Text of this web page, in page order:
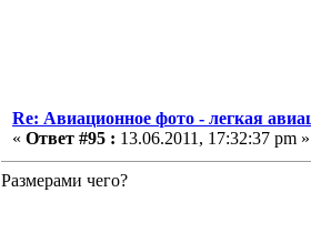
Re: Авиационное фото - легкая
« Ответ #95 : 13.06.2011, 17:32:37 pm »
Размерами чего?